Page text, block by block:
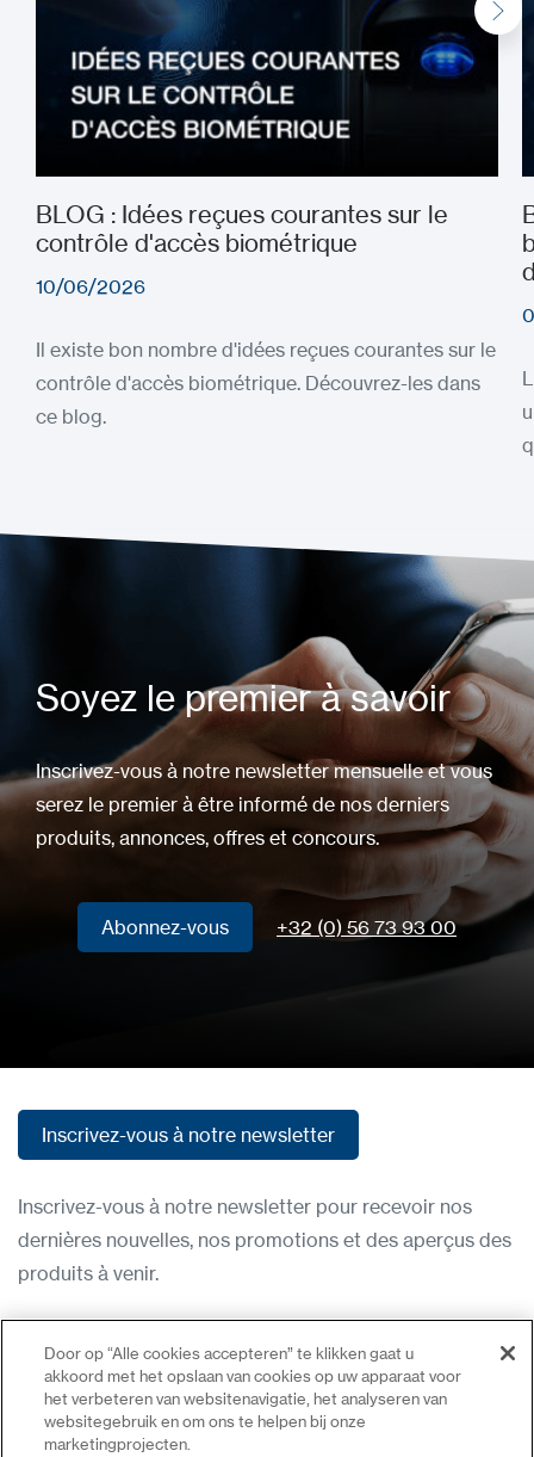
BLOG : Idées reçues courantes sur le
contrôle d'accès biométrique
10/06/2026
Il existe bon nombre d'idées reçues courantes sur le
contrôle d'accès biométrique. Découvrez-les dans
ce blog.
Soyez le premier à savoir
Inscrivez-vous à notre newsletter mensuelle et vous
serez le premier à être informé de nos derniers
produits, annonces, offres et concours.
Abonnez-vous +32 (0) 56 73 93 00
Inscrivez-vous à notre newsletter
Inscrivez-vous à notre newsletter pour recevoir nos
dernières nouvelles, nos promotions et des aperçus des
produits à venir.
Condititions d'utilisation
Politique de confidentialité
Nous contacter
Se connecter
Door op “Alle cookies accepteren” te klikken gaat u
akkoord met het opslaan van cookies op uw apparaat voor
het verbeteren van websitenavigatie, het analyseren van
websitegebruik en om ons te helpen bij onze
marketingprojecten.